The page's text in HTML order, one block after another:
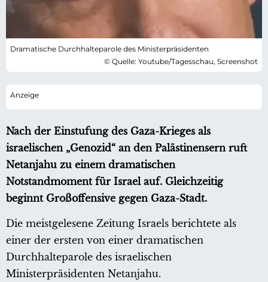
Dramatische Durchhalteparole des Ministerpräsidenten
© Quelle: Youtube/Tagesschau, Screenshot
Nach der Einstufung des Gaza-Krieges als
israelischen „Genozid“ an den Palästinensern ruft
Netanjahu zu einem dramatischen
Notstandmoment für Israel auf. Gleichzeitig
beginnt Großoffensive gegen Gaza-Stadt.
Die meistgelesene Zeitung Israels berichtete als
einer der ersten von einer dramatischen
Durchhalteparole des israelischen
Ministerpräsidenten Netanjahu.